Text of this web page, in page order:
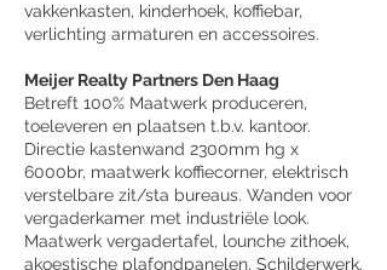
vakkenkasten, kinderhoek, koffiebar,
verlichting armaturen en accessoires.
Meijer Realty Partners Den Haag
Betreft 100% Maatwerk produceren,
toeleveren en plaatsen t.b.v. kantoor.
Directie kastenwand 2300mm hg x
6000br, maatwerk koffiecorner, elektrisch
verstelbare zit/sta bureaus. Wanden voor
vergaderkamer met industriële look.
Maatwerk vergadertafel, lounche zithoek,
akoestische plafondpanelen. Schilderwerk.